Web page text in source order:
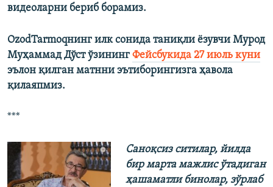
видеоларни бериб борамиз.
OzodTarmoqнинг илк сонида таниқли ёзувчи Мурод
Муҳаммад Дўст ўзининг Фейсбукида 27 июль куни
эълон қилган матнни эътиборингизга ҳавола
қилаяпмиз.
***
Саноқсиз ситилар, йилда
бир марта мажлис ўтадиган
ҳашаматли бинолар, зўрлаб